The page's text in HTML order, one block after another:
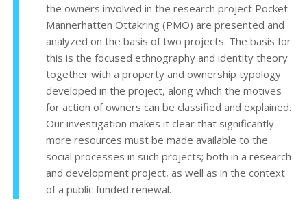
the owners involved in the research project Pocket
Mannerhatten Ottakring (PMO) are presented and
analyzed on the basis of two projects. The basis for
this is the focused ethnography and identity theory
together with a property and ownership typology
developed in the project, along which the motives
for action of owners can be classified and explained.
Our investigation makes it clear that significantly
more resources must be made available to the
social processes in such projects; both in a research
and development project, as well as in the context
of a public funded renewal.